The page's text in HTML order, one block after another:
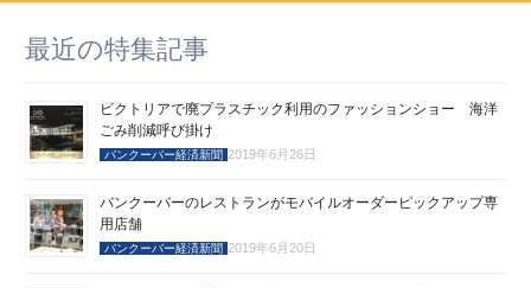
最近の特集記事
ビクトリアで廃プラスチック利用のファッションショー 海洋
ごみ削減呼び掛け
バンクーバー経済新聞 2019年6月26日
バンクーバーのレストランがモバイルオーダーピックアップ専
用店舗
バンクーバー経済新聞 2019年6月20日